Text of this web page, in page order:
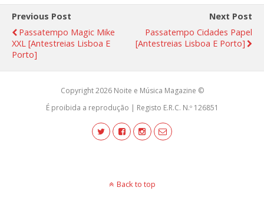
Previous Post
Passatempo Magic Mike
XXL [antestreias Lisboa E
Porto]
Next Post
Passatempo Cidades Papel
[antestreias Lisboa E Porto]
Copyright 2026 Noite e Música Magazine ©
É proibida a reprodução | Registo E.R.C. N.º 126851
Back to top